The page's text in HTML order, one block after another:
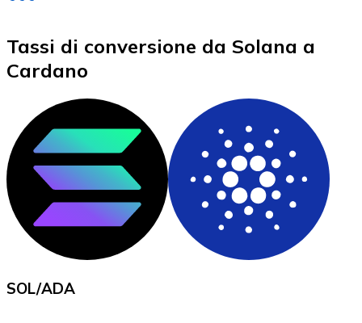
XRP
XRP
Tassi di conversione da Solana a
Cardano
SOL/ADA